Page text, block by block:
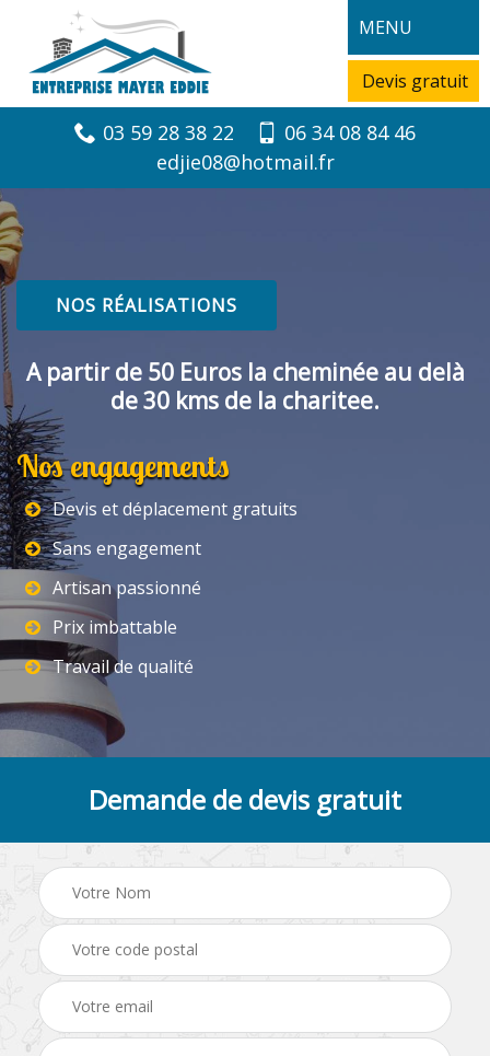
MENU
Devis gratuit
03 59 28 38 22
06 34 08 84 46
edjie08@hotmail.fr
NOS RÉALISATIONS
A partir de 50 Euros la cheminée au delà
de 30 kms de la charitee.
Nos engagements
Devis et déplacement gratuits
Sans engagement
Artisan passionné
Prix imbattable
Travail de qualité
Demande de devis gratuit